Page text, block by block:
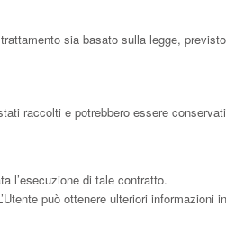
sia basato sulla legge, previsto
raccolti e potrebbero essere conservati
l’esecuzione di tale contratto.
può ottenere ulteriori informazioni in